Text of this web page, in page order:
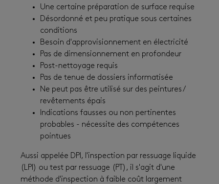
Une certaine préparation de surface requise
Désordonné et peu pratique sous certaines
conditions
Besoin d'approvisionnement en électricité
Pas de dimensionnement en profondeur
Post-nettoyage requis
Pas de tenue de dossiers informatisée
Ne peut pas être utilisé sur des peintures /
revêtements épais
Indications fausses ou non pertinentes
probables - nécessite des compétences
pointues
Aussi appelée DPI, l'inspection par ressuage liquide
(LPI) ou test par ressuage (PT), il s'agit d'une
méthode d'inspection à faible coût largement